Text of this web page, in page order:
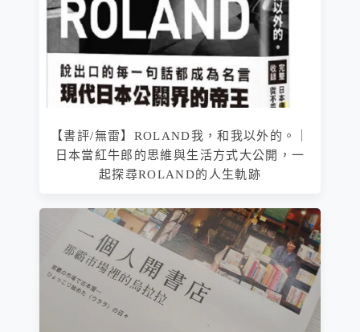
【書評/無雷】ROLAND我，和我以外的。｜
日本當紅牛郎的思維與生活方式大公開，一
起探尋ROLAND的人生軌跡